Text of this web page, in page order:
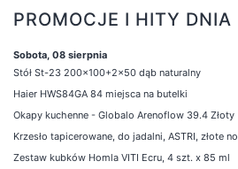
PROMOCJE I HITY DNIA
Sobota, 08 sierpnia
Stół St-23 200x100+2x50 dąb naturalny
Haier HWS84GA 84 miejsca na butelki
Okapy kuchenne - Globalo Arenoflow 39.4 Złoty
Krzesło tapicerowane, do jadalni, ASTRI, złote
Zestaw kubków Homla VITI Ecru, 4 szt. x 85 ml